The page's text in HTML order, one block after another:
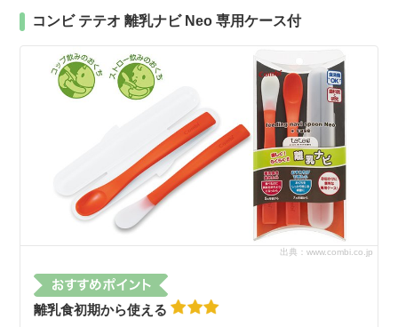
コンビ テテオ 離乳ナビ Neo 専用ケース付
出典：www.combi.co.jp
離乳食初期から使える